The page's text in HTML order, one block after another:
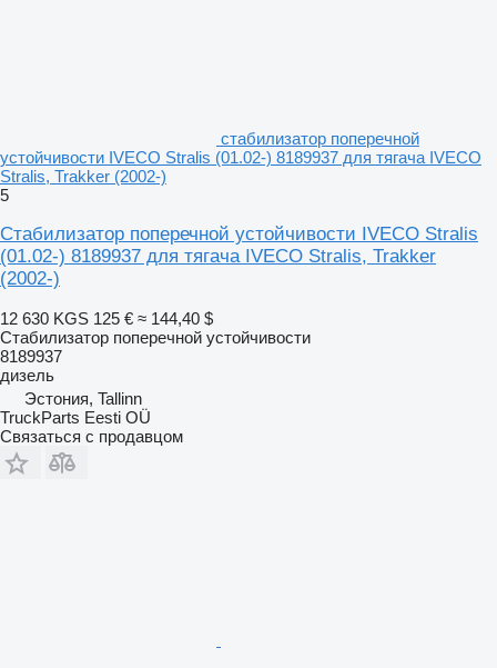
стабилизатор поперечной
устойчивости IVECO Stralis (01.02-) 8189937 для тягача IVECO
Stralis, Trakker (2002-)
5
Стабилизатор поперечной устойчивости IVECO Stralis
(01.02-) 8189937 для тягача IVECO Stralis, Trakker
(2002-)
12 630 KGS 125 € ≈ 144,40 $
Стабилизатор поперечной устойчивости
8189937
дизель
Эстония, Tallinn
TruckParts Eesti OÜ
Связаться с продавцом